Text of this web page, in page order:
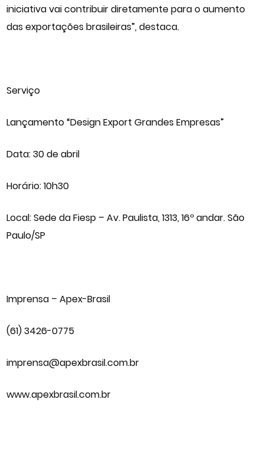
iniciativa vai contribuir diretamente para o aumento
das exportações brasileiras”, destaca.
Serviço
Lançamento “Design Export Grandes Empresas”
Data: 30 de abril
Horário: 10h30
Local: Sede da Fiesp – Av. Paulista, 1313, 16º andar. São
Paulo/SP
Imprensa – Apex-Brasil
(61) 3426-0775
imprensa@apexbrasil.com.br
www.apexbrasil.com.br